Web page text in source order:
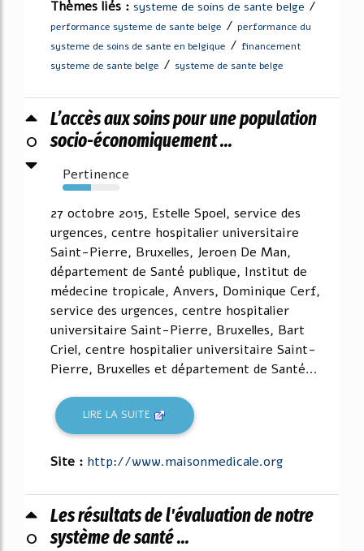
Thèmes liés : systeme de soins de sante belge /
performance systeme de sante belge / performance du
systeme de soins de sante en belgique / financement
systeme de sante belge / systeme de sante belge
0
L’accès aux soins pour une population
socio-économiquement ...
Pertinence
50%
27 octobre 2015, Estelle Spoel, service des
urgences, centre hospitalier universitaire
Saint-Pierre, Bruxelles, Jeroen De Man,
département de Santé publique, Institut de
médecine tropicale, Anvers, Dominique Cerf,
service des urgences, centre hospitalier
universitaire Saint-Pierre, Bruxelles, Bart
Criel, centre hospitalier universitaire Saint-
Pierre, Bruxelles et département de Santé...
LIRE LA SUITE
Site : http://www.maisonmedicale.org
0
Les résultats de l'évaluation de notre
système de santé ...